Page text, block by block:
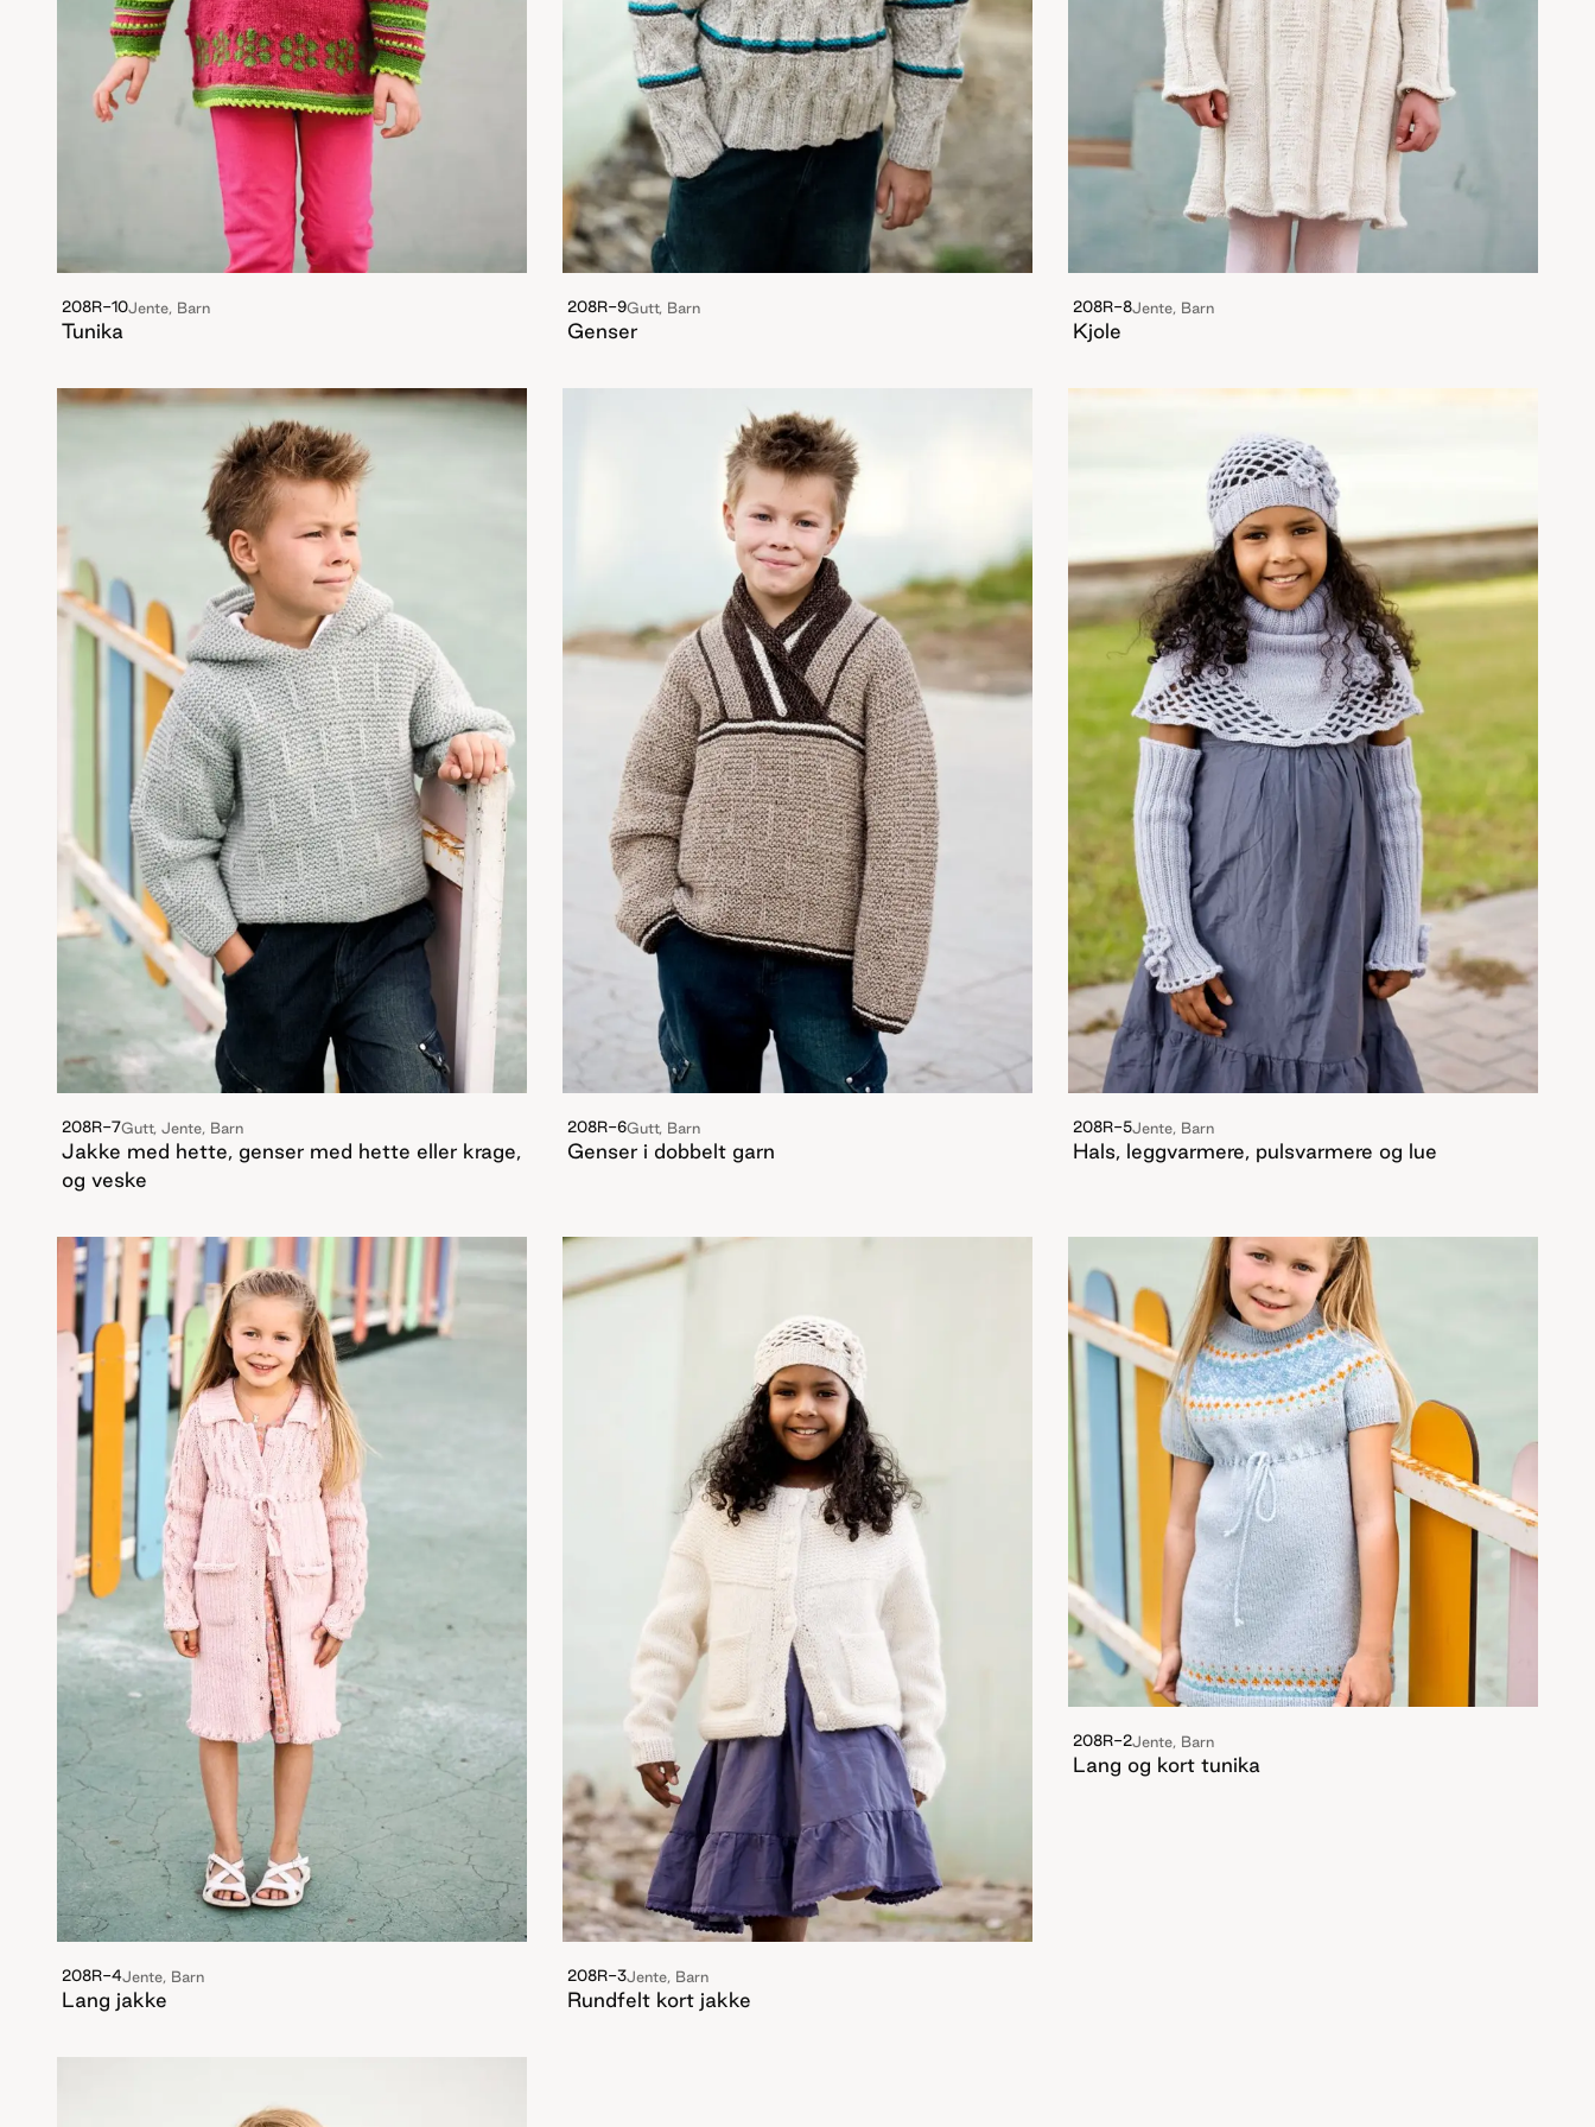
208R-10Jente, Barn
Tunika
208R-9Gutt, Barn
Genser
208R-8Jente, Barn
Kjole
208R-7Gutt, Jente, Barn
Jakke med hette, genser med hette eller krage,
og veske
208R-6Gutt, Barn
Genser i dobbelt garn
208R-5Jente, Barn
Hals, leggvarmere, pulsvarmere og lue
208R-4Jente, Barn
Lang jakke
208R-3Jente, Barn
Rundfelt kort jakke
208R-2Jente, Barn
Lang og kort tunika